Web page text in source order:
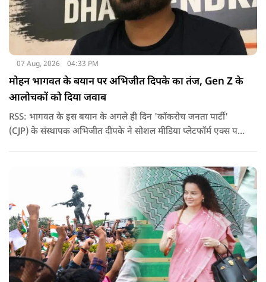
07 Aug, 2026 04:33 PM
मोहन भागवत के बयान पर अभिजीत दिपके का तंज, Gen Z के
आलोचकों को दिया जवाब
RSS: भागवत के इस बयान के अगले ही दिन 'कॉकरोच जनता पार्टी'
(CJP) के संस्थापक अभिजीत दीपके ने सोशल मीडिया प्लेटफॉर्म एक्स पर